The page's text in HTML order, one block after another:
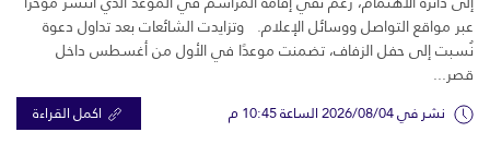
عبر مواقع التواصل ووسائل الإعلام. وتزايدت الشائعات بعد تداول دعوة
نُسبت إلى حفل الزفاف، تضمنت موعدًا في الأول من أغسطس داخل
قصر...
نشر في 2026/08/04 الساعة 10:45 م اكمل القراءة